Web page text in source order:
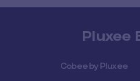
Pluxee
Cobee by Pluxee